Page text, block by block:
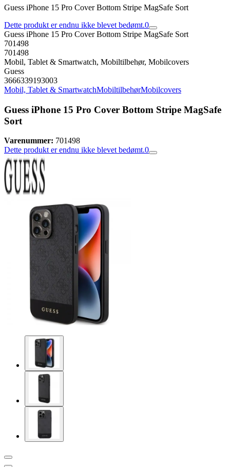
Guess iPhone 15 Pro Cover Bottom Stripe MagSafe Sort
Dette produkt er endnu ikke blevet bedømt.0
Guess iPhone 15 Pro Cover Bottom Stripe MagSafe Sort
701498
701498
Mobil, Tablet & Smartwatch, Mobiltilbehør, Mobilcovers
Guess
3666339193003
Mobil, Tablet & SmartwatchMobiltilbehørMobilcovers
Guess iPhone 15 Pro Cover Bottom Stripe MagSafe
Sort
Varenummer: 701498
Dette produkt er endnu ikke blevet bedømt.0